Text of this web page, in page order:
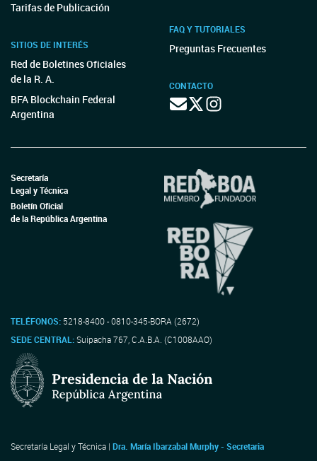
Tarifas de Publicación
SITIOS DE INTERÉS
Red de Boletines Oficiales
de la R. A.
BFA Blockchain Federal
Argentina
FAQ Y TUTORIALES
Preguntas Frecuentes
CONTACTO
Secretaría
Legal y Técnica
Boletín Oficial
de la República Argentina
TELÉFONOS: 5218-8400 - 0810-345-BORA (2672)
SEDE CENTRAL:Suipacha 767, C.A.B.A. (C1008AAO)
Secretaría Legal y Técnica | Dra. María Ibarzabal Murphy - Secretaria